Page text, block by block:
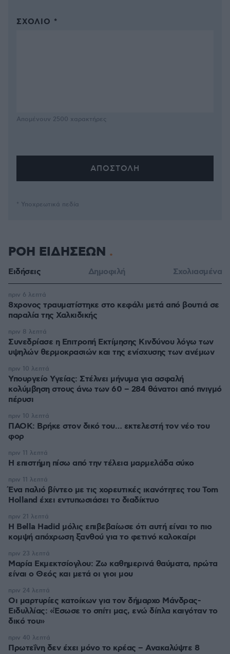
ΣΧΌΛΙΟ *
Απομένουν 2500 χαρακτήρες
* Υποχρεωτικά πεδία
ΡΟΗ ΕΙΔΗΣΕΩΝ
Ειδήσεις Δημοφιλή Σχολιασμένα
8χρονος τραυματίστηκε στο κεφάλι μετά από βουτιά σε
παραλία της Χαλκιδικής
πριν 6 λεπτά
Συνεδρίασε η Επιτροπή Εκτίμησης Κινδύνου λόγω των
υψηλών θερμοκρασιών και της ενίσχυσης των ανέμων
πριν 8 λεπτά
Υπουργείο Υγείας: Στέλνει μήνυμα για ασφαλή
κολύμβηση στους άνω των 60 – 284 θάνατοι από πνιγμό
πέρυσι
πριν 10 λεπτά
ΠΑΟΚ: Βρήκε στον δικό του… εκτελεστή τον νέο του
φορ
πριν 10 λεπτά
Η επιστήμη πίσω από την τέλεια μαρμελάδα σύκο
πριν 11 λεπτά
Ένα παλιό βίντεο με τις χορευτικές ικανότητες του Tom
Holland έχει εντυπωσιάσει το διαδίκτυο
πριν 11 λεπτά
Η Bella Hadid μόλις επιβεβαίωσε ότι αυτή είναι το πιο
κομψή απόχρωση ξανθού για το φετινό καλοκαίρι
πριν 21 λεπτά
Μαρία Εκμεκτσίογλου: Ζω καθημερινά θαύματα, πρώτα
είναι ο Θεός και μετά οι γιοι μου
πριν 23 λεπτά
Οι μαρτυρίες κατοίκων για τον δήμαρχο Μάνδρας-
Ειδυλλίας: «Έσωσε το σπίτι μας, ενώ δίπλα καιγόταν το
δικό του»
πριν 24 λεπτά
Πρωτεΐνη δεν έχει μόνο το κρέας – Ανακαλύψτε 8
πριν 40 λεπτά